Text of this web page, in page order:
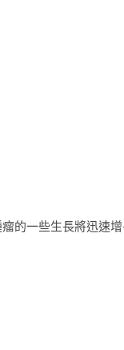
的一些生長將迅速增